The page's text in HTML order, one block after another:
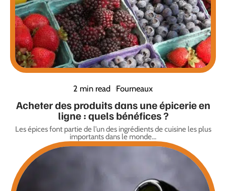
2 min read Fourneaux
Acheter des produits dans une épicerie en
ligne : quels bénéfices ?
Les épices font partie de l’un des ingrédients de cuisine les plus
importants dans le monde…